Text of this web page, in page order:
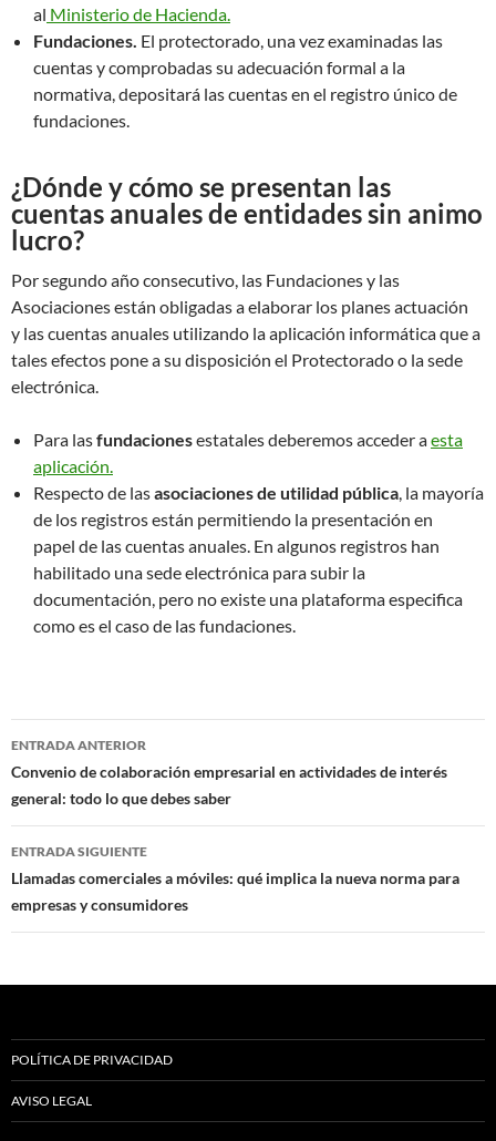
al Ministerio de Hacienda.
Fundaciones. El protectorado, una vez examinadas las
cuentas y comprobadas su adecuación formal a la
normativa, depositará las cuentas en el registro único de
fundaciones.
¿Dónde y cómo se presentan las
cuentas anuales de entidades sin animo
lucro?
Por segundo año consecutivo, las Fundaciones y las
Asociaciones están obligadas a elaborar los planes actuación
y las cuentas anuales utilizando la aplicación informática que a
tales efectos pone a su disposición el Protectorado o la sede
electrónica.
Para lasfundacionesestatales deberemos acceder aesta
aplicación.
Respecto de lasasociaciones de utilidad pública, la mayoría
de los registros están permitiendo la presentación en
papel de las cuentas anuales. En algunos registros han
habilitado una sede electrónica para subir la
documentación, pero no existe una plataforma especifica
como es el caso de las fundaciones.
Navegación
de
entradas
ENTRADA ANTERIOR
Convenio de colaboración empresarial en actividades de interés
general: todo lo que debes saber
ENTRADA SIGUIENTE
Llamadas comerciales a móviles: qué implica la nueva norma para
empresas y consumidores
POLÍTICA DE PRIVACIDAD
AVISO LEGAL